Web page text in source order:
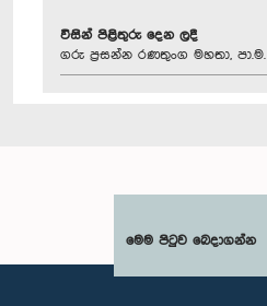
විසින් පිළිතුරු දෙන ලදී
ගරු ප්‍රසන්න රණතුංග මහතා, පා.ම.
මෙම පිටුව බෙදාගන්න